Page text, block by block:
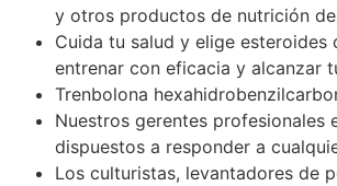
y otros productos de nutrición
Cuida tu salud y elige esteroides
entrenar con eficacia y alcanzar
Trenbolona
Nuestros gerentes profesionales
dispuestos a responder a
Los culturistas, levantadores de